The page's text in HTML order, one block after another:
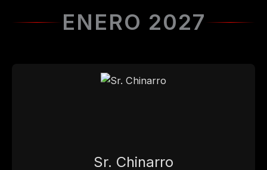
ENERO 2027
Sr. Chinarro